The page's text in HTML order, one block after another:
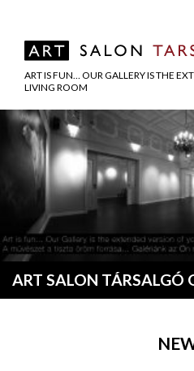
ART IS FUN… OUR GALLERY IS THE
LIVING ROOM
ART SALON TÁRSALGÓ